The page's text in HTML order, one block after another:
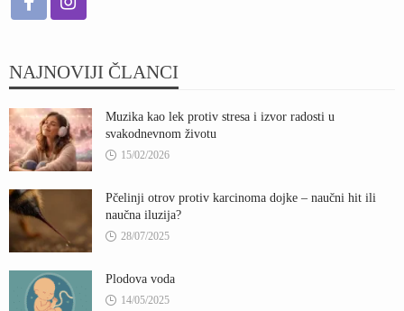
NAJNOVIJI ČLANCI
Muzika kao lek protiv stresa i izvor radosti u
svakodnevnom životu
15/02/2026
Pčelinji otrov protiv karcinoma dojke – naučni hit ili
naučna iluzija?
28/07/2025
Plodova voda
14/05/2025